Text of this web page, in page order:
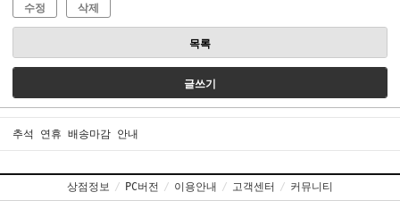
수정 삭제
목록
글쓰기
추석 연휴 배송마감 안내
상점정보 / PC버전 / 이용안내 / 고객센터 / 커뮤니티